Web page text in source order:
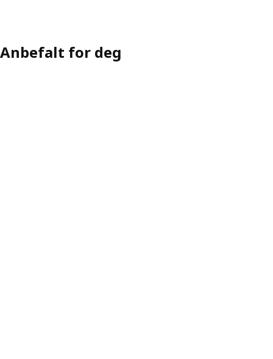
Anbefalt for deg